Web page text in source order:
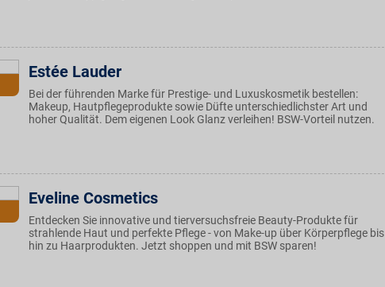
Estée Lauder
Bei der führenden Marke für Prestige- und Luxuskosmetik bestellen:
Makeup, Hautpflegeprodukte sowie Düfte unterschiedlichster Art und
hoher Qualität. Dem eigenen Look Glanz verleihen! BSW-Vorteil nutzen.
Eveline Cosmetics
Entdecken Sie innovative und tierversuchsfreie Beauty-Produkte für
strahlende Haut und perfekte Pflege - von Make-up über Körperpflege bis
hin zu Haarprodukten. Jetzt shoppen und mit BSW sparen!